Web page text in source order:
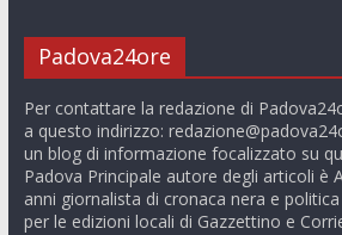
Padova24ore
Per contattare la redazione di
a questo indirizzo:
un blog di informazione focalizzato su
Padova Principale autore degli articoli è
anni giornalista di cronaca nera e
per le edizioni locali di Gazzettino e